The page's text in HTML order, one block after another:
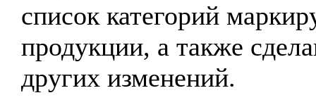
список категорий
продукции, а также
других изменений.